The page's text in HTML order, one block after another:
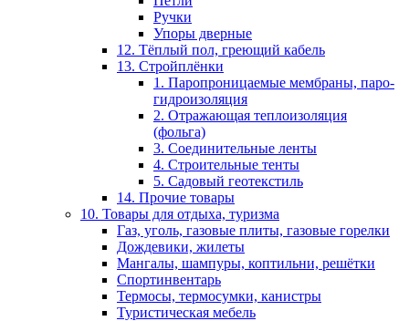
Ручки
Упоры дверные
12. Тёплый пол, греющий кабель
13. Стройплёнки
1. Паропроницаемые мембраны, паро-
гидроизоляция
2. Отражающая теплоизоляция
(фольга)
3. Соединительные ленты
4. Строительные тенты
5. Садовый геотекстиль
14. Прочие товары
10. Товары для отдыха, туризма
Газ, уголь, газовые плиты, газовые горелки
Дождевики, жилеты
Мангалы, шампуры, коптильни, решётки
Спортинвентарь
Термосы, термосумки, канистры
Туристическая мебель